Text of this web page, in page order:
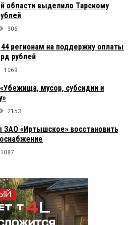
области выделило Тарскому
306
регионам на поддержку оплаты
рублей
1069
мусор, субсидии и
2153
ЗАО «Иртышское» восстановить
1087